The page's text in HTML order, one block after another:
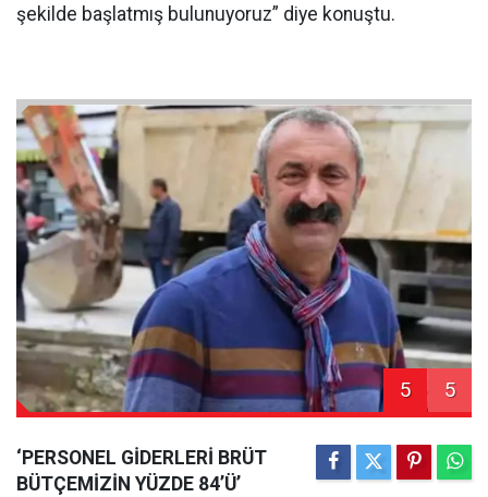
şekilde başlatmış bulunuyoruz” diye konuştu.
5 5
‘PERSONEL GİDERLERİ BRÜT
BÜTÇEMİZİN YÜZDE 84’Ü’